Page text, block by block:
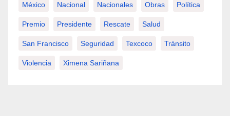
México Nacional Nacionales Obras Política
Premio Presidente Rescate Salud
San Francisco Seguridad Texcoco Tránsito
Violencia Ximena Sariñana